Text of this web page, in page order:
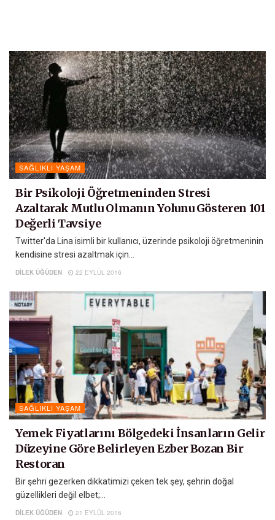
SAĞLIKLI YAŞAM
Bir Psikoloji Öğretmeninden Stresi
Azaltarak Mutlu Olmanın Yolunu Gösteren 101
Değerli Tavsiye
Twitter'da Lina isimli bir kullanıcı, üzerinde psikoloji öğretmeninin
kendisine stresi azaltmak için...
DILEK ÜĞÜDEN 22 EYLÜL 2016
SAĞLIKLI YAŞAM
Yemek Fiyatlarını Bölgedeki İnsanların Gelir
Düzeyine Göre Belirleyen Ezber Bozan Bir
Restoran
Bir şehri gezerken dikkatimizi çeken tek şey, şehrin doğal
güzellikleri değil elbet;...
DILEK ÜĞÜDEN 21 EYLÜL 2016